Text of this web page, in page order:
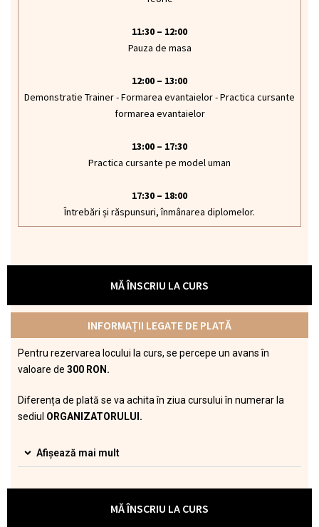
11:30 – 12:00
Pauza de masa
12:00 – 13:00
Demonstratie Trainer - Formarea evantaielor - Practica cursante
formarea evantaielor
13:00 – 17:30
Practica cursante pe model uman
17:30 – 18:00
Întrebări și răspunsuri, înmânarea diplomelor.
MĂ ÎNSCRIU LA CURS
INFORMAȚII LEGATE DE PLATĂ
Pentru rezervarea locului la curs, se percepe un avans în
valoare de 300 RON.
Diferența de plată se va achita în ziua cursului în numerar la
sediul ORGANIZATORULUI.
Afișează mai mult
MĂ ÎNSCRIU LA CURS